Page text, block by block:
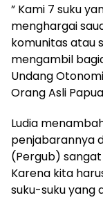
” Kami 7 suku
menghargai
komunitas atau
mengambil
Undang
Orang Asli
Ludia
penjabarannya
(Pergub)
Karena kita
suku-suku yang